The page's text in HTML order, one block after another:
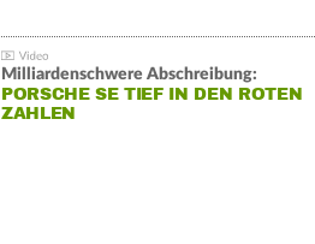
Milliardenschwere Abschreibung:
PORSCHE SE TIEF IN DEN ROTEN
ZAHLEN